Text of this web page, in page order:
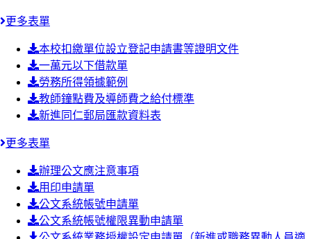
更多表單
本校扣繳單位設立登記申請書等證明文件
一萬元以下借款單
勞務所得領據範例
教師鐘點費及導師費之給付標準
新進同仁郵局匯款資料表
更多表單
辦理公文應注意事項
用印申請單
公文系統帳號申請單
公文系統帳號權限異動申請單